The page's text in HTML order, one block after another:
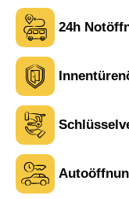
24h
L
Sehr freundlich am
schnell, aber ich
Insgesamt aber ein